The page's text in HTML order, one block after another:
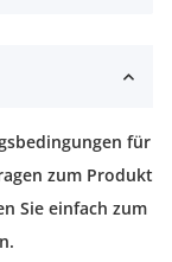
für
zum Produkt
Sie einfach zum